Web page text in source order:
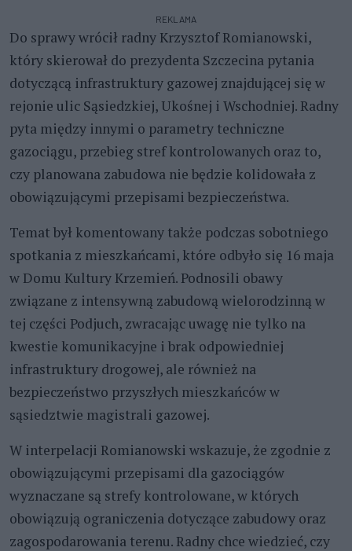
REKLAMA
Do sprawy wrócił radny Krzysztof Romianowski,
który skierował do prezydenta Szczecina pytania
dotyczącą infrastruktury gazowej znajdującej się w
rejonie ulic Sąsiedzkiej, Ukośnej i Wschodniej. Radny
pyta między innymi o parametry techniczne
gazociągu, przebieg stref kontrolowanych oraz to,
czy planowana zabudowa nie będzie kolidowała z
obowiązującymi przepisami bezpieczeństwa.
Temat był komentowany także podczas sobotniego
spotkania z mieszkańcami, które odbyło się 16 maja
w Domu Kultury Krzemień. Podnosili obawy
związane z intensywną zabudową wielorodzinną w
tej części Podjuch, zwracając uwagę nie tylko na
kwestie komunikacyjne i brak odpowiedniej
infrastruktury drogowej, ale również na
bezpieczeństwo przyszłych mieszkańców w
sąsiedztwie magistrali gazowej.
W interpelacji Romianowski wskazuje, że zgodnie z
obowiązującymi przepisami dla gazociągów
wyznaczane są strefy kontrolowane, w których
obowiązują ograniczenia dotyczące zabudowy oraz
zagospodarowania terenu. Radny chce wiedzieć, czy